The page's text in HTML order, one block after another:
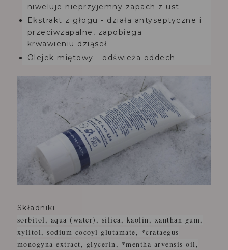
niweluje nieprzyjemny zapach z ust
Ekstrakt z głogu - działa antyseptyczne i
przeciwzapalne, zapobiega
krwawieniu dziąseł
Olejek miętowy - odświeża oddech
Składniki
sorbitol, aqua (water), silica, kaolin, xanthan gum,
xylitol, sodium cocoyl glutamate, *crataegus
monogyna extract, glycerin, *mentha arvensis oil,